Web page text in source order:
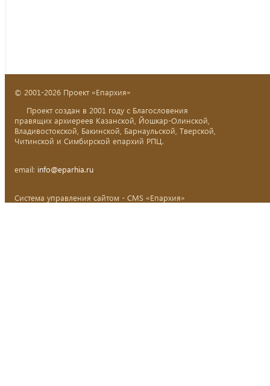
© 2001-2026 Проект «Епархия»
Проект создан в 2001 году с Благословения
правящих архиереев Казанской, Йошкар-Олинской,
Владивостокской, Бакинской, Барнаульской, Тверской,
Читинской и Симбирской епархий РПЦ.
email: info@eparhia.ru
Система управления сайтом - CMS «Епархия»